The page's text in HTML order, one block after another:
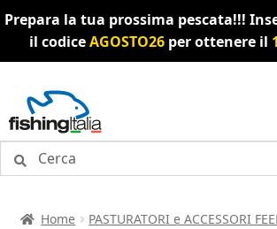
Prepara la tua prossima pescata!!!
il codiceAGOSTO26per ottenere il
alla
navigazione
al
contenuto
Home PASTURATORI e ACCESSORI